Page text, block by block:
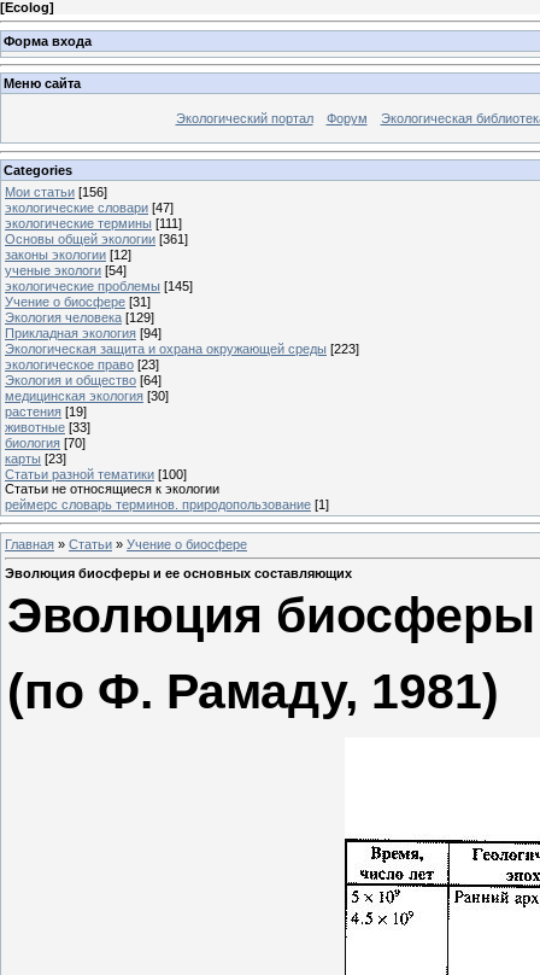
[Ecolog]
Форма входа
Меню сайта
Экологический портал Форум Экологическая
Categories
Мои статьи [156]
экологические словари [47]
экологические термины [111]
Основы общей экологии [361]
законы экологии [12]
ученые экологи [54]
экологические проблемы [145]
Учение о биосфере [31]
Экология человека [129]
Прикладная экология [94]
Экологическая защита и охрана окружающей среды [223]
экологическое право [23]
Экология и общество [64]
медицинская экология [30]
растения [19]
животные [33]
биология [70]
карты [23]
Статьи разной тематики [100]
Статьи не относящиеся к экологии
реймерс словарь терминов. природопользование [1]
Главная » Статьи » Учение о биосфере
Эволюция биосферы и ее основных составляющих
Эволюция
(по Ф. Рамаду, 1981)